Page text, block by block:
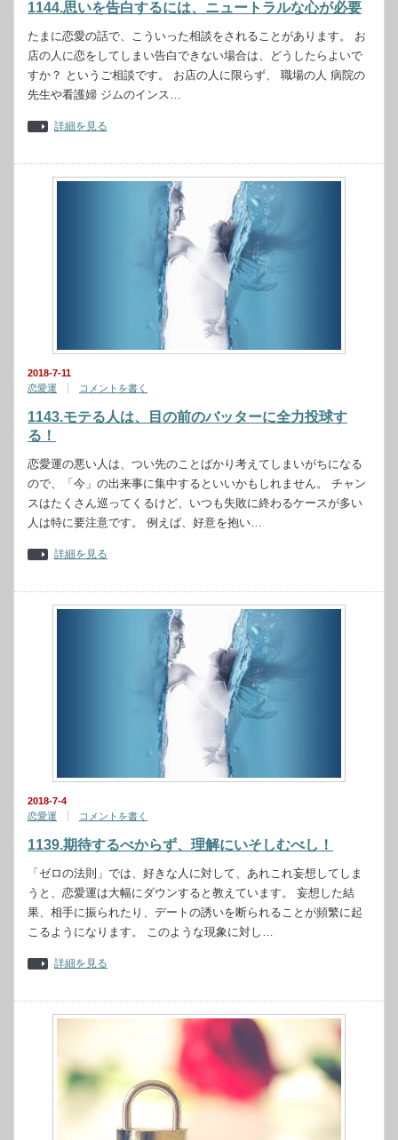
1144.思いを告白するには、ニュートラルな心が必要
たまに恋愛の話で、こういった相談をされることがあります。 お
店の人に恋をしてしまい告白できない場合は、どうしたらよいで
すか？ というご相談です。 お店の人に限らず、 職場の人 病院の
先生や看護婦 ジムのインス…
詳細を見る
2018-7-11
恋愛運
コメントを書く
1143.モテる人は、目の前のバッターに全力投球す
る！
恋愛運の悪い人は、つい先のことばかり考えてしまいがちになる
ので、「今」の出来事に集中するといいかもしれません。 チャン
スはたくさん巡ってくるけど、いつも失敗に終わるケースが多い
人は特に要注意です。 例えば、好意を抱い…
詳細を見る
2018-7-4
恋愛運
コメントを書く
1139.期待するべからず、理解にいそしむべし！
「ゼロの法則」では、好きな人に対して、あれこれ妄想してしま
うと、恋愛運は大幅にダウンすると教えています。 妄想した結
果、相手に振られたり、デートの誘いを断られることが頻繁に起
こるようになります。 このような現象に対し…
詳細を見る